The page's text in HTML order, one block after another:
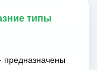
типы
предназначены